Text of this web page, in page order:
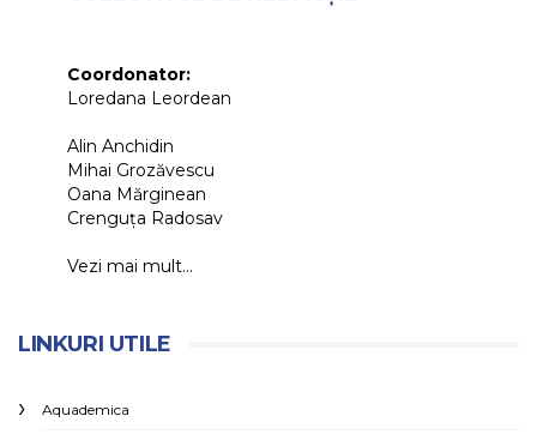
Coordonator:
Loredana Leordean
Alin Anchidin
Mihai Grozăvescu
Oana Mărginean
Crenguța Radosav
Vezi mai mult...
LINKURI UTILE
Aquademica